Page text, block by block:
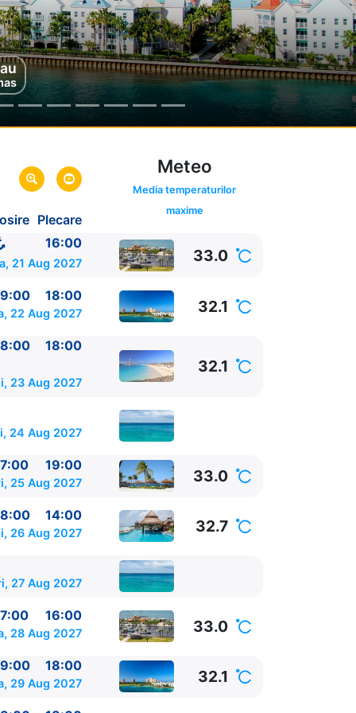
Reserve
Bahamas
SUA
SUA
- 18:00
Plecare
Meteo
Media temperaturilor
maxime
16:00
21 Aug 2027 33.0
18:00
22 Aug 2027 32.1
18:00
23 Aug 2027
32.1
24 Aug 2027
19:00
25 Aug 2027 33.0
14:00
26 Aug 2027 32.7
27 Aug 2027
16:00
28 Aug 2027 33.0
18:00
29 Aug 2027 32.1